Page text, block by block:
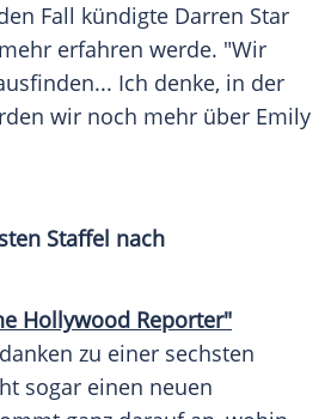
Fall kündigte Darren Star
erfahren werde. "Wir
Ich denke, in der
wir noch mehr über Emily
Staffel nach
Hollywood Reporter"
zu einer sechsten
sogar einen neuen